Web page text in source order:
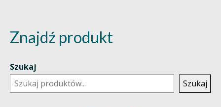
Znajdź produkt
Szukaj
Szukaj